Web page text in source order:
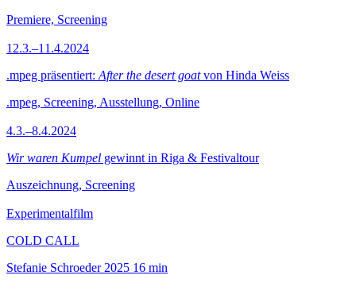
Premiere, Screening
12.3.–11.4.2024
.mpeg präsentiert: After the desert goatvon Hinda Weiss
.mpeg, Screening, Ausstellung, Online
4.3.–8.4.2024
Wir waren Kumpel gewinnt in Riga & Festivaltour
Auszeichnung, Screening
Experimentalfilm
COLD CALL
Stefanie Schroeder 2025 16 min